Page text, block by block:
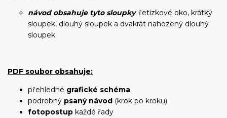
návod obsahuje tyto sloupky: řetízkové oko, krátký
sloupek, dlouhý sloupek a dvakrát nahozený dlouhý
sloupek
PDF soubor obsahuje:
přehledné grafické schéma
podrobný psaný návod (krok po kroku)
fotopostup každé řady